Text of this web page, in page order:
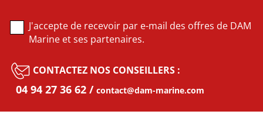
J'accepte de recevoir par e-mail des offres de DAM
Marine et ses partenaires.
CONTACTEZ NOS CONSEILLERS :
04 94 27 36 62 contact@dam-marine.com